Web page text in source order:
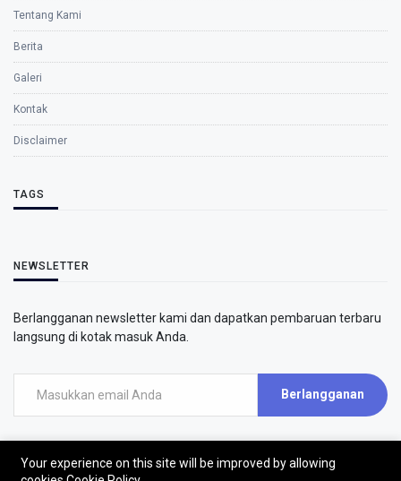
Tentang Kami
Berita
Galeri
Kontak
Disclaimer
TAGS
NEWSLETTER
Berlangganan newsletter kami dan dapatkan pembaruan terbaru
langsung di kotak masuk Anda.
Berlangganan
Your experience on this site will be improved by allowing